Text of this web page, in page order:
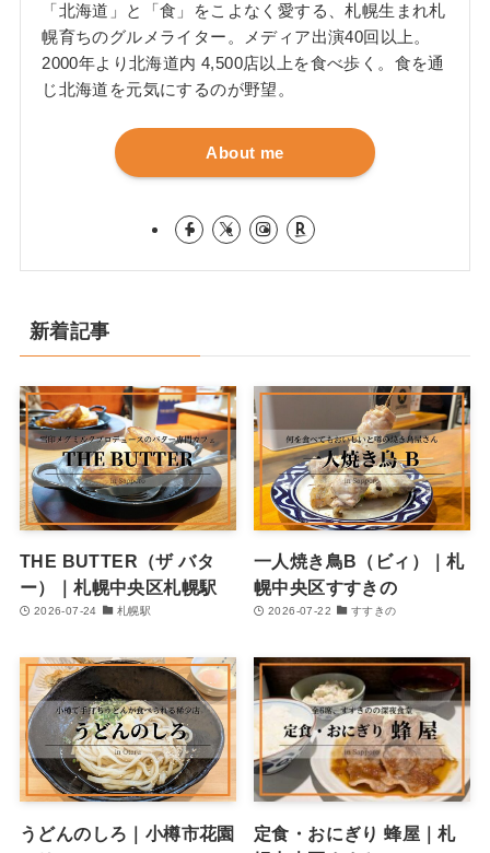
「北海道」と「食」をこよなく愛する、札幌生まれ札
幌育ちのグルメライター。メディア出演40回以上。
2000年より北海道内 4,500店以上を食べ歩く。食を通
じ北海道を元気にするのが野望。
About me
新着記事
THE BUTTER（ザ バタ
ー）｜札幌中央区札幌駅
2026-07-24 札幌駅
一人焼き鳥B（ビィ）｜札
幌中央区すすきの
2026-07-22 すすきの
うどんのしろ｜小樽市花園
定食・おにぎり 蜂屋｜札